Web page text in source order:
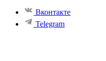
Вконтакте
Telegram